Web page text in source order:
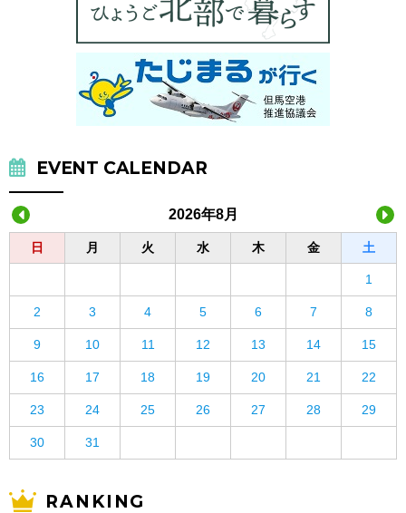
EVENT CALENDAR
2026年8月
日 月 火 水 木 金 土
1
2 3 4 5 6 7 8
9 10 11 12 13 14 15
16 17 18 19 20 21 22
23 24 25 26 27 28 29
30 31
RANKING